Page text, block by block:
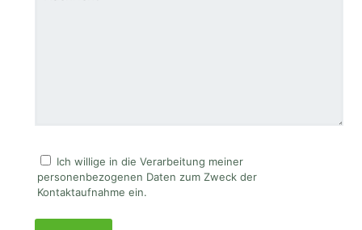
Ich willige in die Verarbeitung meiner
personenbezogenen Daten zum Zweck der
Kontaktaufnahme ein.
Please